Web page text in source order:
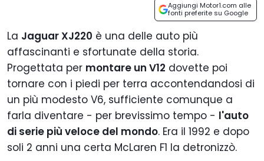
Aggiungi Motor1.com alle
fonti preferite su Google
La Jaguar XJ220 è una delle auto più
affascinanti e sfortunate della storia.
Progettata per montare un V12 dovette poi
tornare con i piedi per terra accontendandosi di
un più modesto V6, sufficiente comunque a
farla diventare - per brevissimo tempo - l'auto
di serie più veloce del mondo. Era il 1992 e dopo
soli 2 anni una certa McLaren F1 la detronizzò.